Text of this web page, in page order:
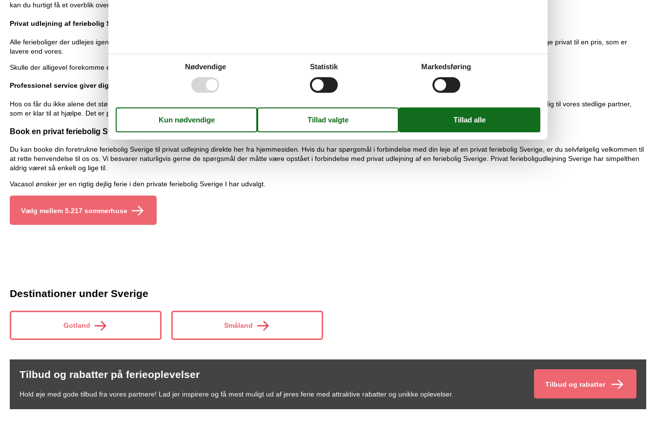
kan du hurtigt få et overblik over alle mulighederne, og på ingen tid finde frem til den helt rigtige feriebolig Sverige privat til leje.
Privat udlejning af feriebolig Sverige med prisgaranti
Alle ferieboliger der udlejes igennem os falder under vores prisgaranti. Vi garanterer at der ikke er én eneste af vores konkurrenter, som udlejer din foretrukne feriebolig Sverige privat til en pris, som er
lavere end vores.
Skulle der alligevel forekomme en smutter i vores priskontrol, udbetaler vi hele forskellen i prisen. Beløbet overføres direkte til din konto.
Professionel service giver dig tryghed og sikkerhed
Hos os får du ikke alene det største udvalg af private ferieboliger Sverige til udlejning, men også professionel service. Hvis uheldet er ude, har du altid mulighed at henvende dig til vores stedlige partner,
som er klar til at hjælpe. Det er privat ferieboligudlejning feriebolig Sverige med tryghed og sikkerhed.
Book en privat feriebolig Sverige hos Vacasol!
Du kan booke din foretrukne feriebolig Sverige til privat udlejning direkte her fra hjemmesiden. Hvis du har spørgsmål i forbindelse med din leje af en privat feriebolig Sverige, er du selvfølgelig velkommen til
at rette henvendelse til os os. Vi besvarer naturligvis gerne de spørgsmål der måtte være opstået i forbindelse med privat udlejning af en feriebolig Sverige. Privat ferieboligudlejning Sverige har simpelthen
aldrig været så enkelt og lige til.
Vacasol ønsker jer en rigtig dejlig ferie i den private feriebolig Sverige I har udvalgt.
Vælg mellem 5.217 sommerhuse
Destinationer under Sverige
Gotland Småland
Tilbud og rabatter på ferieoplevelser
Hold øje med gode tilbud fra vores partnere! Lad jer inspirere og få mest muligt ud af jeres ferie med attraktive rabatter og unikke oplevelser.
Tilbud og rabatter
Nødvendige Statistik Markedsføring